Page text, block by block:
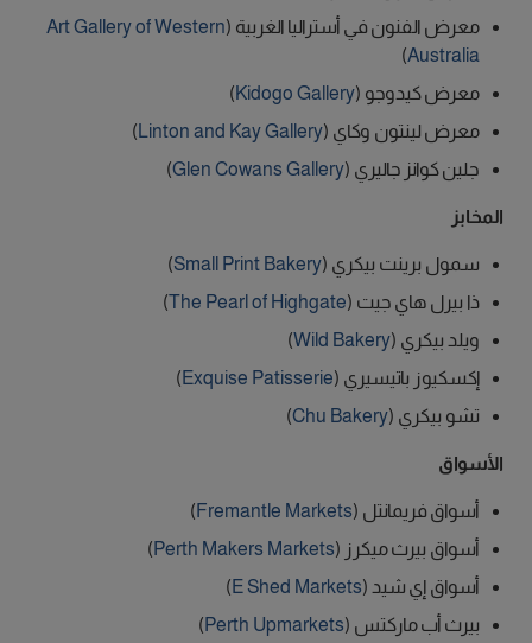
معرض الفنون في أستراليا الغربية (Art Gallery of Western
Australia
)
معرض كيدوجو (Kidogo Gallery
)
معرض لينتون وكاي (Linton and Kay Gallery
)
جلين كوانز جاليري (Glen Cowans Gallery
)
المخابز
سمول برينت بيكري (Small Print Bakery
)
ذا بيرل هاي جيت (The Pearl of Highgate
)
ويلد بيكري (Wild Bakery
)
إكسكيوز باتيسيري (Exquise Patisserie
)
تشو بيكري (Chu Bakery
)
الأسواق
أسواق فريمانتل (Fremantle Markets
)
أسواق بيرث ميكرز (Perth Makers Markets
)
أسواق إي شيد (E Shed Markets
)
بيرث أب ماركتس (Perth Upmarkets
)